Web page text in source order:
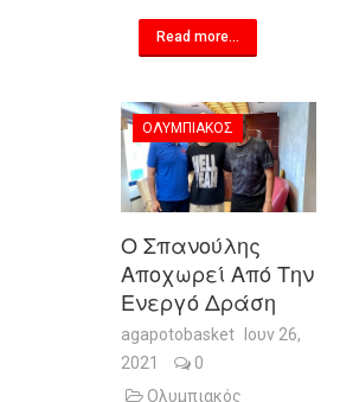
Read more...
ΟΛΥΜΠΙΑΚΌΣ
O Σπανούλης
Αποχωρεί Από Την
Ενεργό Δράση
agapotobasket
Ιουν 26,
2021
0
Ολυμπιακός